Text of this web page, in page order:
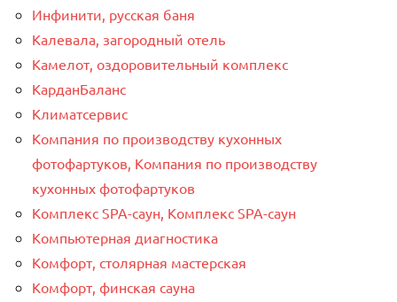
Инфинити, русская баня
Калевала, загородный отель
Камелот, оздоровительный комплекс
КарданБаланс
Климатсервис
Компания по производству кухонных
фотофартуков, Компания по производству
кухонных фотофартуков
Комплекс SPA-саун, Комплекс SPA-саун
Компьютерная диагностика
Комфорт, столярная мастерская
Комфорт, финская сауна